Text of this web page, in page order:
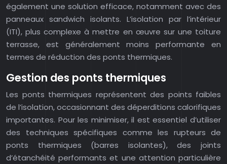
également une solution efficace, notamment avec des
panneaux sandwich isolants. L’isolation par l’intérieur
(ITI), plus complexe à mettre en œuvre sur une toiture
terrasse, est généralement moins performante en
termes de réduction des ponts thermiques.
Gestion des ponts thermiques
Les ponts thermiques représentent des points faibles
de l’isolation, occasionnant des déperditions calorifiques
importantes. Pour les minimiser, il est essentiel d’utiliser
des techniques spécifiques comme les rupteurs de
ponts thermiques (barres isolantes), des joints
d’étanchéité performants et une attention particulière